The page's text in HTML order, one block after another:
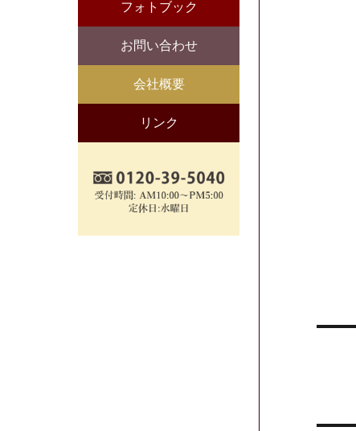
フォトブック
お問い合わせ
会社概要
リンク